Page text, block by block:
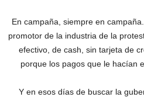
En campaña, siempre en
promotor de la industria de la
efectivo, de cash, sin tarjeta de
porque los pagos que le hacían
Y en esos días de buscar la